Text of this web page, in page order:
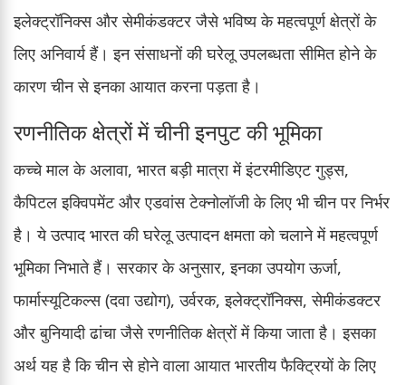
इलेक्ट्रॉनिक्स और सेमीकंडक्टर जैसे भविष्य के महत्वपूर्ण क्षेत्रों के
लिए अनिवार्य हैं। इन संसाधनों की घरेलू उपलब्धता सीमित होने के
कारण चीन से इनका आयात करना पड़ता है।
रणनीतिक क्षेत्रों में चीनी इनपुट की भूमिका
कच्चे माल के अलावा, भारत बड़ी मात्रा में इंटरमीडिएट गुड्स,
कैपिटल इक्विपमेंट और एडवांस टेक्नोलॉजी के लिए भी चीन पर निर्भर
है। ये उत्पाद भारत की घरेलू उत्पादन क्षमता को चलाने में महत्वपूर्ण
भूमिका निभाते हैं। सरकार के अनुसार, इनका उपयोग ऊर्जा,
फार्मास्यूटिकल्स (दवा उद्योग), उर्वरक, इलेक्ट्रॉनिक्स, सेमीकंडक्टर
और बुनियादी ढांचा जैसे रणनीतिक क्षेत्रों में किया जाता है। इसका
अर्थ यह है कि चीन से होने वाला आयात भारतीय फैक्ट्रियों के लिए